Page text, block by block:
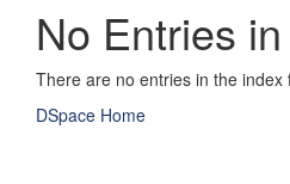
No Entries
There are no entries in the index
DSpace Home